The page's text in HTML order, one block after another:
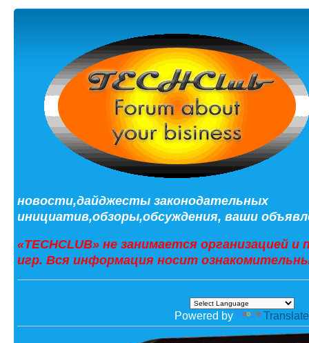
новости,дайджесты законодательных
инициатив,обзоры,обсуждения, ваши
«TECHCLUB» не занимается организацией
игр. Вся информация носит
Powered by Translate